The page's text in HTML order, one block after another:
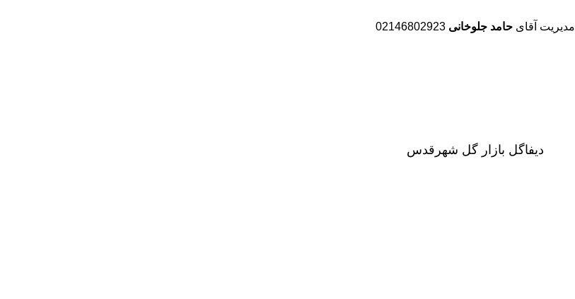
مدیریت آقای حامد جلوخانی
دیفاگل بازار گل شهرقدس